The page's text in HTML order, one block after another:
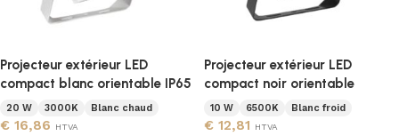
Projecteur extérieur LED
compact blanc orientable IP65
20 W 3000K Blanc chaud
€ 16,86 HTVA
Projecteur extérieur LED
compact noir orientable
10 W 6500K Blanc froid
€ 12,81 HTVA